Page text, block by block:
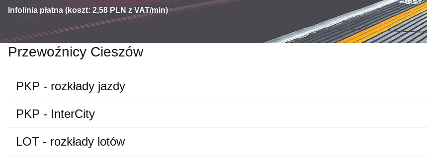
Infolinia płatna (koszt: 2,58 PLN z VAT/min)
Przewoźnicy Cieszów
PKP - rozkłady jazdy
PKP - InterCity
LOT - rozkłady lotów